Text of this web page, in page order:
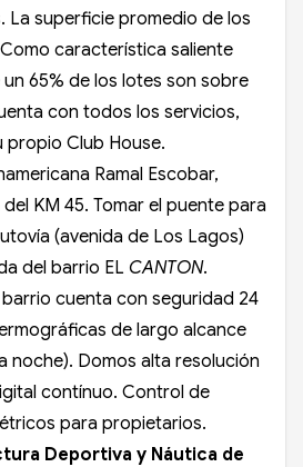
La superficie promedio de los
característica saliente
65% de los lotes son sobre
con todos los servicios,
propio Club House.
Ramal Escobar,
KM 45. Tomar el puente para
(avenida de Los Lagos)
del barrio EL CANTON.
barrio cuenta con seguridad 24
de largo alcance
noche). Domos alta resolución
contínuo. Control de
para propietarios.
Deportiva y Náutica de